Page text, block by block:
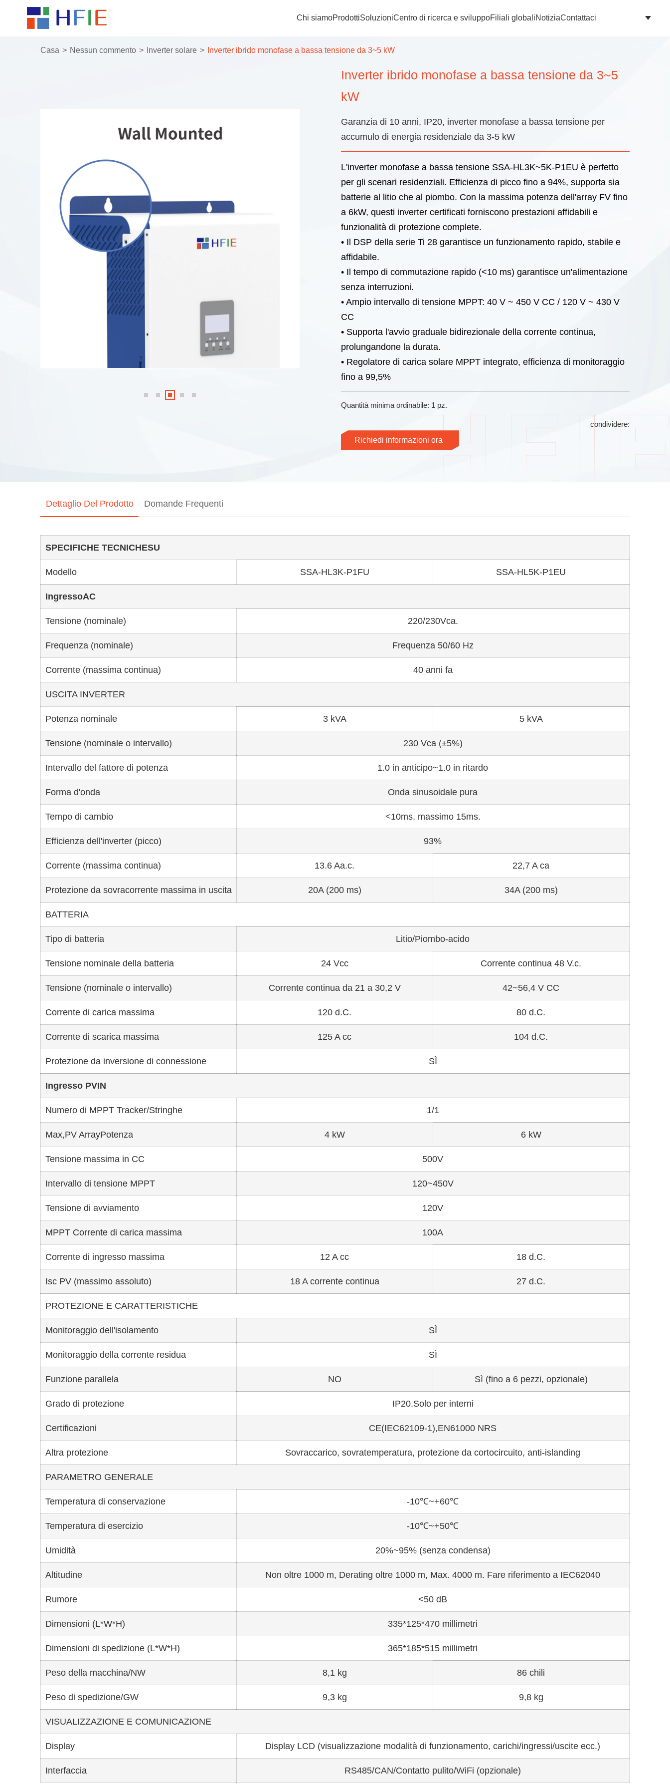
Chi siamoProdottiSoluzioniCentro di ricerca e sviluppoFiliali globaliNotiziaContattaci
Casa Nessun commento Inverter solare Inverter ibrido monofase a bassa tensione da 3~5 kW
Inverter ibrido monofase a bassa tensione da 3~5
kW
Garanzia di 10 anni, IP20, inverter monofase a bassa tensione per
accumulo di energia residenziale da 3-5 kW
L'inverter monofase a bassa tensione SSA-HL3K~5K-P1EU è perfetto
per gli scenari residenziali. Efficienza di picco fino a 94%, supporta sia
batterie al litio che al piombo. Con la massima potenza dell'array FV fino
a 6kW, questi inverter certificati forniscono prestazioni affidabili e
funzionalità di protezione complete.
• Il DSP della serie Ti 28 garantisce un funzionamento rapido, stabile e
affidabile.
• Il tempo di commutazione rapido (<10 ms) garantisce un'alimentazione
senza interruzioni.
• Ampio intervallo di tensione MPPT: 40 V ~ 450 V CC / 120 V ~ 430 V
CC
• Supporta l'avvio graduale bidirezionale della corrente continua,
prolungandone la durata.
• Regolatore di carica solare MPPT integrato, efficienza di monitoraggio
fino a 99,5%
Quantità minima ordinabile: 1 pz.
condividere:
Richiedi informazioni ora
Dettaglio Del Prodotto Domande Frequenti
SPECIFICHE TECNICHESU
Modello SSA-HL3K-P1FU SSA-HL5K-P1EU
IngressoAC
Tensione (nominale) 220/230Vca.
Frequenza (nominale) Frequenza 50/60 Hz
Corrente (massima continua) 40 anni fa
USCITA INVERTER
Potenza nominale 3 kVA 5 kVA
Tensione (nominale o intervallo) 230 Vca (±5%)
Intervallo del fattore di potenza 1.0 in anticipo~1.0 in ritardo
Forma d'onda Onda sinusoidale pura
Tempo di cambio <10ms, massimo 15ms.
Efficienza dell'inverter (picco) 93%
Corrente (massima continua) 13.6 Aa.c. 22,7 A ca
Protezione da sovracorrente massima in uscita 20A (200 ms) 34A (200 ms)
BATTERIA
Tipo di batteria Litio/Piombo-acido
Tensione nominale della batteria 24 Vcc Corrente continua 48 V.c.
Tensione (nominale o intervallo) Corrente continua da 21 a 30,2 V 42~56,4 V CC
Corrente di carica massima 120 d.C. 80 d.C.
Corrente di scarica massima 125 A cc 104 d.C.
Protezione da inversione di connessione SÌ
Ingresso PVIN
Numero di MPPT Tracker/Stringhe 1/1
Max,PV ArrayPotenza 4 kW 6 kW
Tensione massima in CC 500V
Intervallo di tensione MPPT 120~450V
Tensione di avviamento 120V
MPPT Corrente di carica massima 100A
Corrente di ingresso massima 12 A cc 18 d.C.
Isc PV (massimo assoluto) 18 A corrente continua 27 d.C.
PROTEZIONE E CARATTERISTICHE
Monitoraggio dell'isolamento SÌ
Monitoraggio della corrente residua SÌ
Funzione parallela NO Sì (fino a 6 pezzi, opzionale)
Grado di protezione IP20.Solo per interni
Certificazioni CE(IEC62109-1),EN61000 NRS
Altra protezione Sovraccarico, sovratemperatura, protezione da cortocircuito, anti-islanding
PARAMETRO GENERALE
Temperatura di conservazione -10℃~+60℃
Temperatura di esercizio -10℃~+50℃
Umidità 20%~95% (senza condensa)
Altitudine Non oltre 1000 m, Derating oltre 1000 m, Max. 4000 m. Fare riferimento a IEC62040
Rumore <50 dB
Dimensioni (L*W*H) 335*125*470 millimetri
Dimensioni di spedizione (L*W*H) 365*185*515 millimetri
Peso della macchina/NW 8,1 kg 86 chili
Peso di spedizione/GW 9,3 kg 9,8 kg
VISUALIZZAZIONE E COMUNICAZIONE
Display Display LCD (visualizzazione modalità di funzionamento, carichi/ingressi/uscite ecc.)
Interfaccia RS485/CAN/Contatto pulito/WiFi (opzionale)